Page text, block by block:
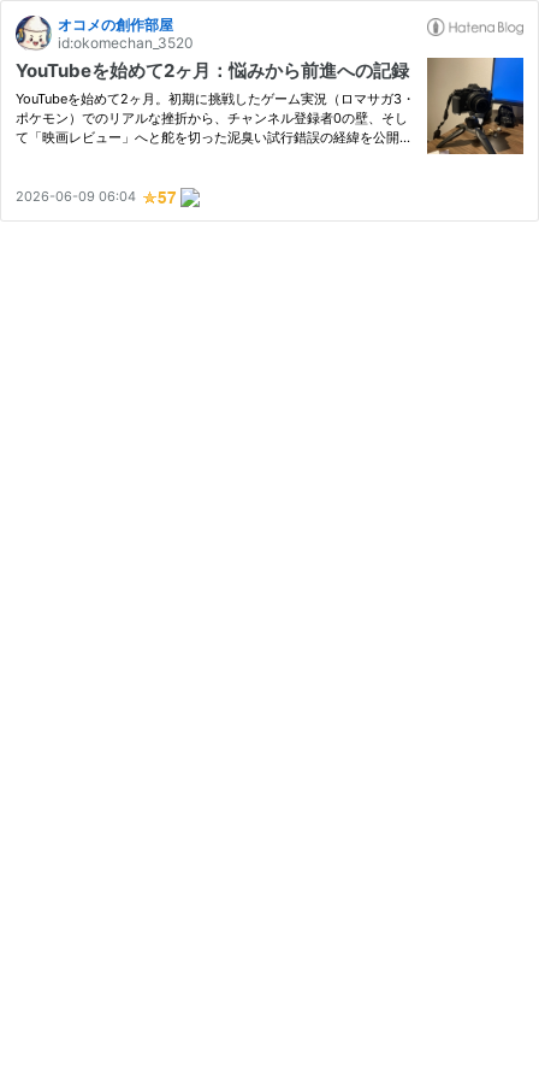
オコメの創作部屋
id:okomechan_3520
YouTubeを始めて2ヶ月：悩みから前進への記録
YouTubeを始めて2ヶ月。初期に挑戦したゲーム実況（ロマサガ3・
ポケモン）でのリアルな挫折から、チャンネル登録者0の壁、そし
て「映画レビュー」へと舵を切った泥臭い試行錯誤の経緯を公開し
2026-06-09 06:04